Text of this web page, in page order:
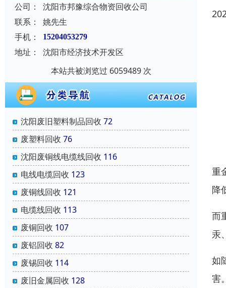
公司：
沈阳市邦豫综合物资回收公司
联系：
姚先生
手机：
15204053279
地址：
沈阳市经济技术开发区
本站共被浏览过 6059489 次
沈阳废旧塑料制品回收 72
废塑料回收 76
沈阳废铜线电缆线回收 116
电线电缆回收 123
废铜线回收 121
电缆线回收 113
废铜回收 107
废铝回收 82
废锡回收 114
废旧金属回收 128
重
降
而
汞
如
害